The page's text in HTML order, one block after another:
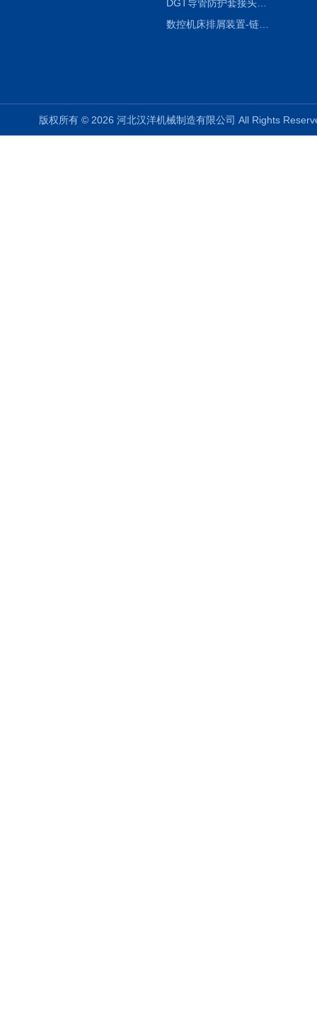
DGT导管防护套接头形式与参数
数控机床排屑装置-链板式排屑机
版权所有 © 2026 河北汉洋机械制造有限公司 All Rights